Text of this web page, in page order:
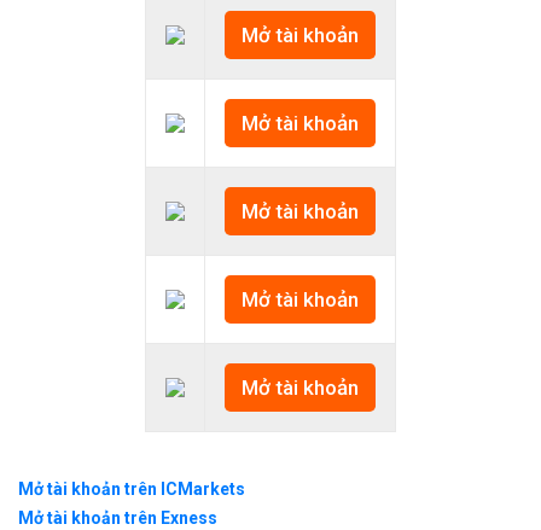
Rút tiền cực kỳ nhanh
Site có Tiếng Việt
Support tốt, nhiệt
Nhược điểm
Mở tài khoản
Mở tài khoản
Mở tài khoản
Mở tài khoản
Mở tài khoản
Mở tài khoản trên ICMarkets
Mở tài khoản trên Exness